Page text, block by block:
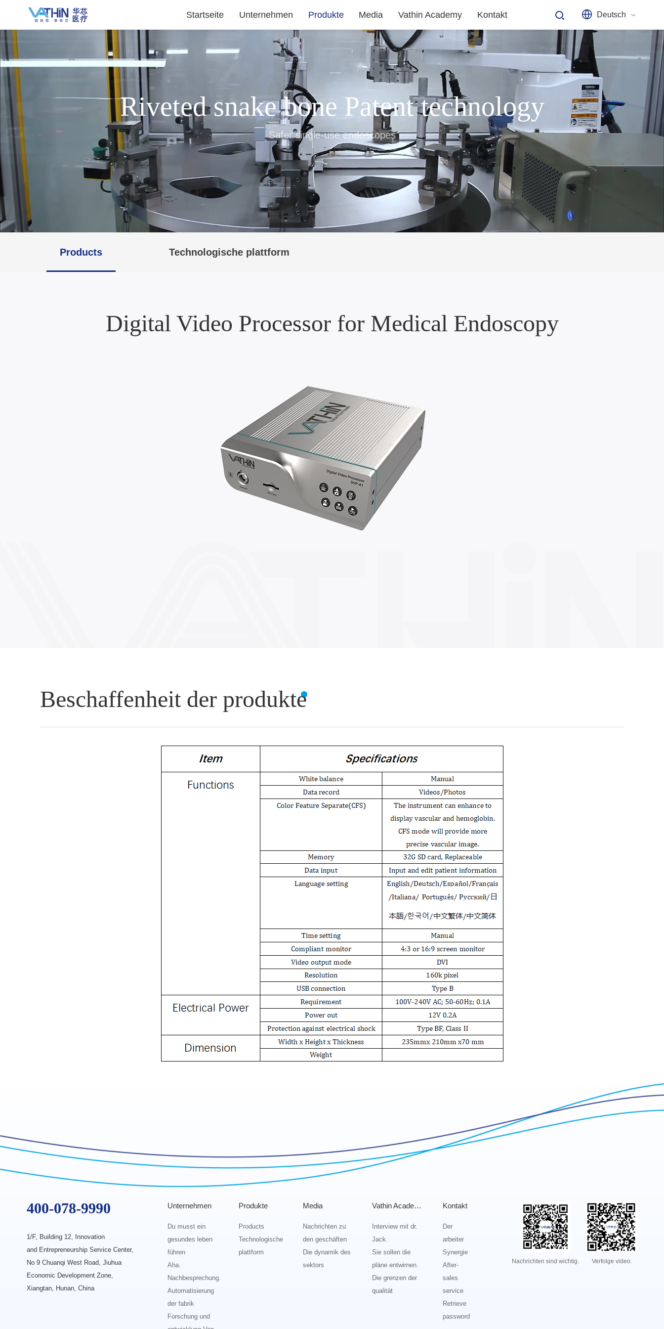
Deutsch
Startseite Unternehmen Produkte Media Vathin Academy Kontakt
Riveted snake bone Patent technology
Safer single-use endoscopes
Products Technologische plattform
Digital Video Processor for Medical Endoscopy
Beschaffenheit der produkte
400-078-9990
1/F, Building 12, Innovation
and Entrepreneurship Service Center,
No 9 Chuanqi West Road, Jiuhua
Economic Development Zone,
Xiangtan, Hunan, China
Unternehmen
Du musst ein
gesundes leben
führen
Aha.
Nachbesprechung.
Automatisierung
der fabrik
Forschung und
Produkte
Products
Technologische
plattform
Media
Nachrichten zu
den geschäften
Die dynamik des
sektors
Vathin Academy
Interview mit dr.
Jack.
Sie sollen die
pläne entwirnen.
Die grenzen der
qualität
Kontakt
Der
arbeiter
Synergie
After-
sales
service
Retrieve
password
Nachrichten sind wichtig. Verfolge video.